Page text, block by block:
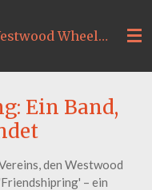
Square Dance Verein Westwood Wheelers Augsburg
Ein Band,
den Westwood
– ein